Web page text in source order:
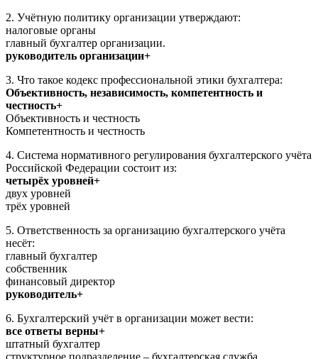
2. Учётную политику организации утверждают:
налоговые органы
главный бухгалтер организации.
руководитель организации+
3. Что такое кодекс профессиональной этики бухгалтера:
Объективность, независимость, компетентность и
честность+
Объективность и честность
Компетентность и честность
4. Система нормативного регулирования бухгалтерского учёта
Российской Федерации состоит из:
четырёх уровней+
двух уровней
трёх уровней
5. Ответственность за организацию бухгалтерского учёта
несёт:
главный бухгалтер
собственник
финансовый директор
руководитель+
6. Бухгалтерский учёт в организации может вести:
все ответы верны+
штатный бухгалтер
структурное подразделение – бухгалтерская служба